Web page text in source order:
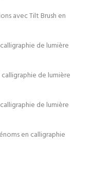
avec Tilt Brush en
de lumière
de lumière
de lumière
en calligraphie